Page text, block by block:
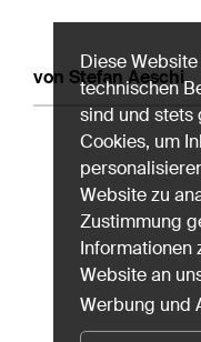
von Stefan Aeschi
Diese
technischen
sind und stets
Cookies, um
Website zu
Zustimmung
Informationen
Website an
Werbung und